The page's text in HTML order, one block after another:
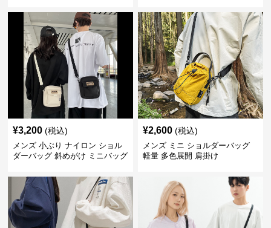
¥3,200 (税込)
メンズ 小ぶり ナイロン ショル
ダーバッグ 斜めがけ ミニバッグ
¥2,600 (税込)
メンズ ミニ ショルダーバッグ
軽量 多色展開 肩掛け